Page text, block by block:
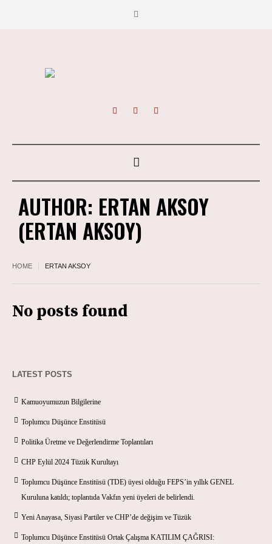
AUTHOR: ERTAN AKSOY
(ERTAN AKSOY)
HOME ERTAN AKSOY
No posts found
LATEST POSTS
Kamuoyumuzun Bilgilerine
Toplumcu Düşünce Enstitüsü
Politika Üretme ve Değerlendirme Toplantıları
CHP Eylül 2024 Tüzük Kurultayı
Toplumcu Düşünce Enstitüsü (TDE) üyesi olduğu FEPS’in yıllık GENEL
Kuruluna katıldı; toplantıda Vakfın yeni üyeleri de belirlendi.
Yeni Anayasa, Siyasi Partiler ve CHP’de değişim ve Tüzük
Toplumcu Düşünce Enstitüsü Ortak Çalışma KATILIM ÇAĞRISI: